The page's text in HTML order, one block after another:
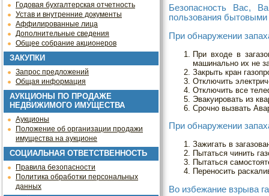
Годовая бухгалтерская отчетность
Устав и внутренние документы
Аффилированные лица
Дополнительные сведения
Общее собрание акционеров
ЗАКУПКИ
Запрос предложений
Общая информация
АУКЦИОНЫ ПО ПРОДАЖЕ
НЕДВИЖИМОГО ИМУЩЕСТВА
Аукционы
Положение об организации продажи
имущества на аукционе
СОЦИАЛЬНАЯ ОТВЕТСТВЕННОСТЬ
Правила безопасности
Политика обработки персональных
данных
Безопасность Вас,
пользования
При обнаружении
При входе в
машинально их не
Закрыть кран
Отключить
Отключить все
Эвакуировать из
Срочно вызвать
При обнаружении
Зажигать в
Пытаться чинить
Пытаться
Переносить
Во избежание взрыва